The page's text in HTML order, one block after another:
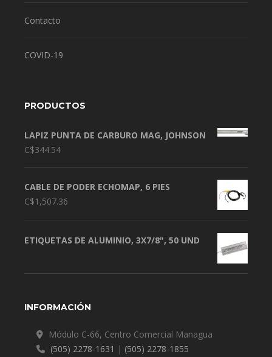
Contacto
COVID-19
PRODUCTOS
LAPIZ PUNTA DE CARBURO MAG, JOHNSON
C$344.54
CABLE DE PODER ECHOMAP, 6 PIES
C$1,507.36
ETIQUETAS DE ALUMINIO, 3X7/8", 50 UND
INFORMACIÓN
Módulo C-66, Centro Comercial Managua
(505) 2278-1631 | (505) 2278-1855